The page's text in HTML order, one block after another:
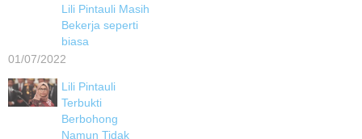
Lili Pintauli Masih
Bekerja seperti
biasa
01/07/2022
Lili Pintauli
Terbukti
Berbohong
Namun Tidak